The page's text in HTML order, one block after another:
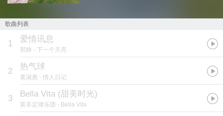
歌曲列表
1 爱情讯息
郭静 - 下一个天亮
2 热气球
黄淑惠 - 情人日记
3 Bella Vita (甜美时光)
莫非定律乐团 - Bella Vita